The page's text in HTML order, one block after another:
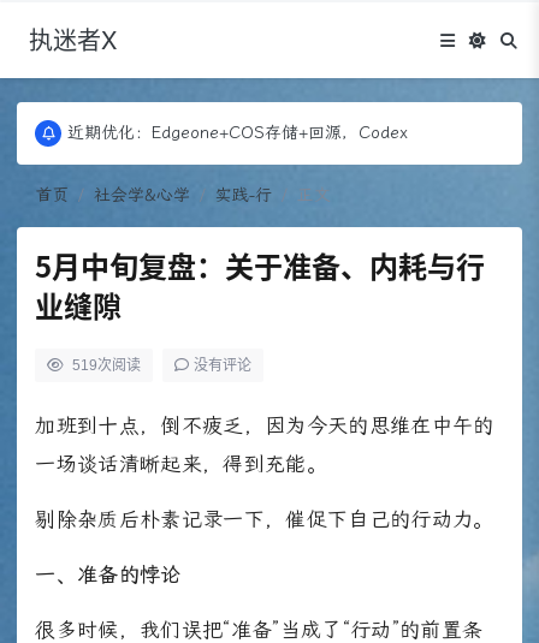
执迷者X
更新：Puock ➡ 阿里云轻量， 图床：Fontawesome
近期优化：Edgeone+COS存储+回源，Codex
更新：Puock ➡ 阿里云轻量， 图床：Fontawesome
近期优化：Edgeone+COS存储+回源，Codex
首页 社会学&心学 实践-行 正文
5月中旬复盘：关于准备、内耗与行
业缝隙
519次阅读 没有评论
加班到十点，倒不疲乏，因为今天的思维在中午的
一场谈话清晰起来，得到充能。
剔除杂质后朴素记录一下，催促下自己的行动力。
一、准备的悖论
很多时候，我们误把“准备”当成了“行动”的前置条